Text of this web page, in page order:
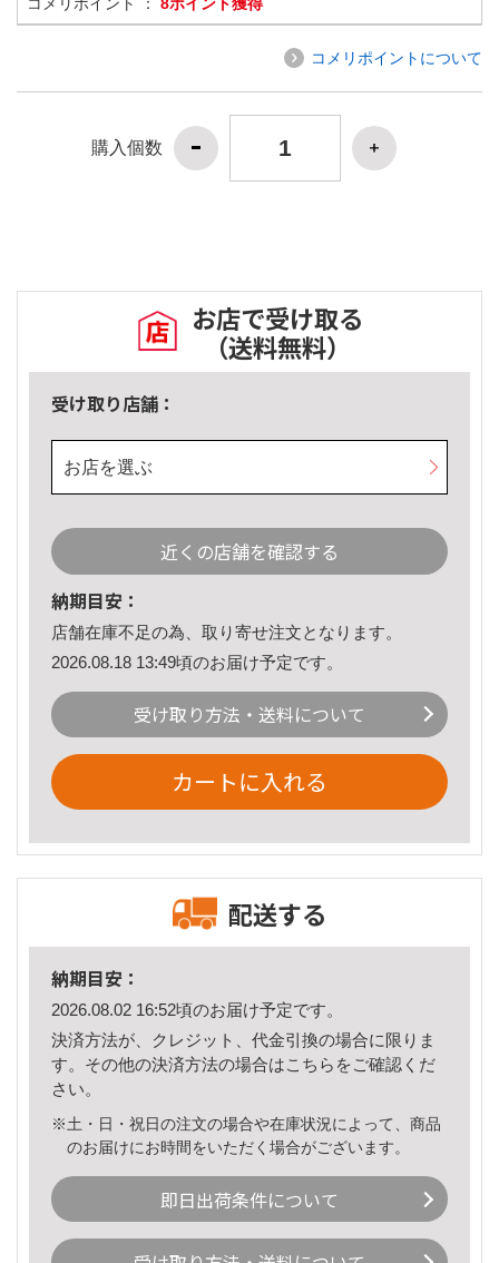
コメリポイントについて
購入個数
お店で受け取る
（送料無料）
受け取り店舗：
お店を選ぶ
近くの店舗を確認する
納期目安：
店舗在庫不足の為、取り寄せ注文となります。
2026.08.18 13:49頃のお届け予定です。
受け取り方法・送料について
カートに入れる
配送する
納期目安：
2026.08.02 16:52頃のお届け予定です。
決済方法が、クレジット、代金引換の場合に限りま
す。その他の決済方法の場合はこちら をご確認くだ
さい。
※土・日・祝日の注文の場合や在庫状況によって、商品
のお届けにお時間をいただく場合がございます。
即日出荷条件について